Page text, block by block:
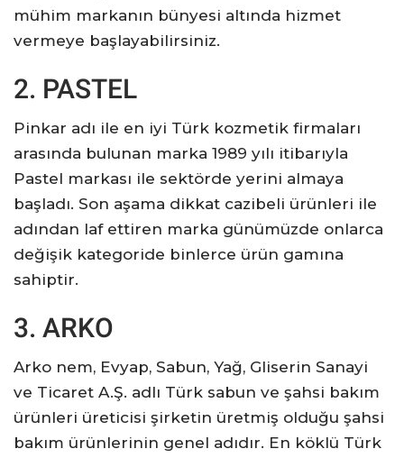
mühim markanın bünyesi altında hizmet
vermeye başlayabilirsiniz.
2. PASTEL
Pinkar adı ile en iyi Türk kozmetik firmaları
arasında bulunan marka 1989 yılı itibarıyla
Pastel markası ile sektörde yerini almaya
başladı. Son aşama dikkat cazibeli ürünleri ile
adından laf ettiren marka günümüzde onlarca
değişik kategoride binlerce ürün gamına
sahiptir.
3. ARKO
Arko nem, Evyap, Sabun, Yağ, Gliserin Sanayi
ve Ticaret A.Ş. adlı Türk sabun ve şahsi bakım
ürünleri üreticisi şirketin üretmiş olduğu şahsi
bakım ürünlerinin genel adıdır. En köklü Türk